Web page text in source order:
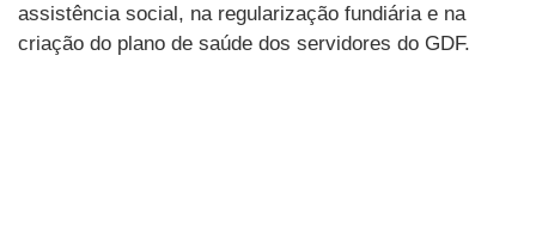
assistência social, na regularização fundiária e na
criação do plano de saúde dos servidores do GDF.